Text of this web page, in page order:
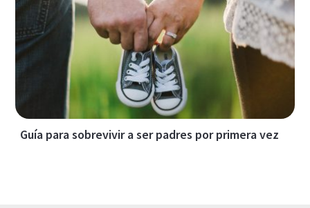
Guía para sobrevivir a ser padres por primera vez